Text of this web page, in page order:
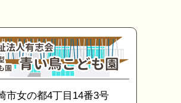
市女の都4丁目14番3号